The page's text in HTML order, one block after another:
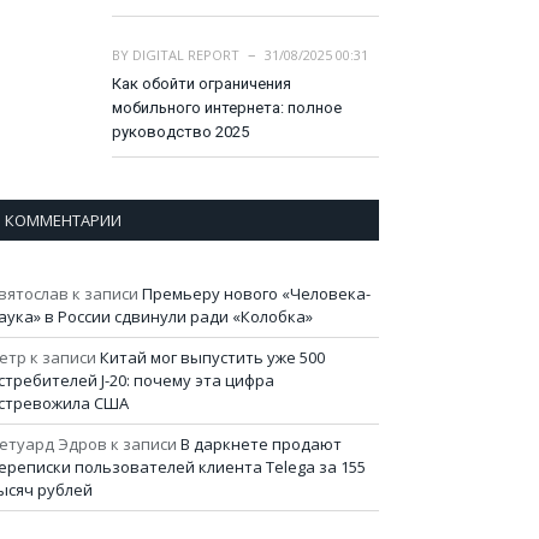
BY DIGITAL REPORT
31/08/2025 00:31
Как обойти ограничения
мобильного интернета: полное
руководство 2025
КОММЕНТАРИИ
к записи Премьеру нового «Человека-
в России сдвинули ради «Колобка»
к записи Китай мог выпустить уже 500
J-20: почему эта цифра
США
Эдров к записи В даркнете продают
пользователей клиента Telega за 155
рублей